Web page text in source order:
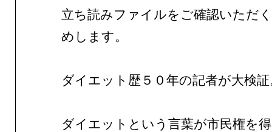
立ち読みファイルをご確認いただ
めします。
ダイエット歴５０年の記者が大検
ダイエットという言葉が市民権を